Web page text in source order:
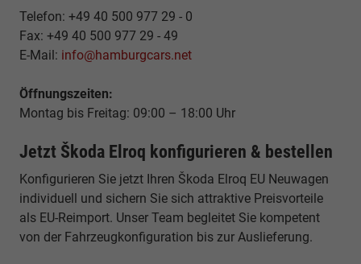
Telefon: +49 40 500 977 29 - 0
Fax: +49 40 500 977 29 - 49
E-Mail: info@hamburgcars.net
Öffnungszeiten:
Montag bis Freitag: 09:00 – 18:00 Uhr
Jetzt Škoda Elroq konfigurieren & bestellen
Konfigurieren Sie jetzt Ihren Škoda Elroq EU Neuwagen
individuell und sichern Sie sich attraktive Preisvorteile
als EU-Reimport. Unser Team begleitet Sie kompetent
von der Fahrzeugkonfiguration bis zur Auslieferung.